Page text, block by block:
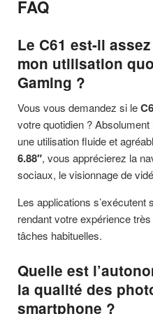
FAQ
Le C61 est-il
mon utilisation
Gaming ?
Vous vous demandez si le
votre quotidien ? Absolument
une utilisation fluide et
6.88″, vous apprécierez la
sociaux, le visionnage de
Les applications
rendant votre expérience
tâches habituelles.
Quelle est
la qualité des
smartphone ?